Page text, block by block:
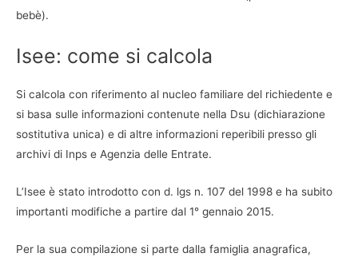
bebè).
Isee: come si calcola
Si calcola con riferimento al nucleo familiare del richiedente e
si basa sulle informazioni contenute nella Dsu (dichiarazione
sostitutiva unica) e di altre informazioni reperibili presso gli
archivi di Inps e Agenzia delle Entrate.
L’Isee è stato introdotto con d. lgs n. 107 del 1998 e ha subito
importanti modifiche a partire dal 1° gennaio 2015.
Per la sua compilazione si parte dalla famiglia anagrafica,